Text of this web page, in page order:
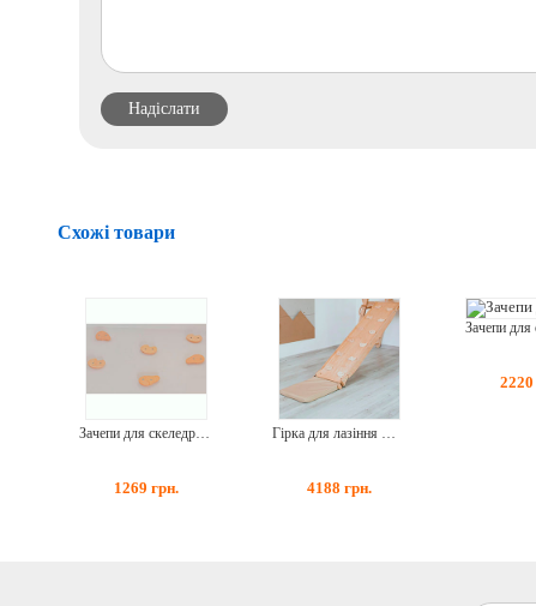
Схожі товари
1269 грн. 4188 грн.
2220